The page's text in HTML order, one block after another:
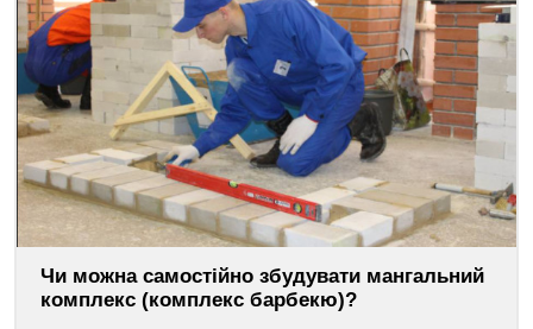
Чи можна самостійно збудувати мангальний
комплекс (комплекс барбекю)?